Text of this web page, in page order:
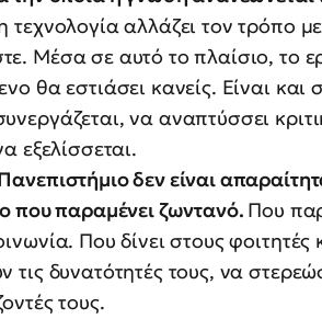
τεχνολογία αλλάζει τον τρόπο
Μέσα σε αυτό το πλαίσιο, το
θα εστιάσει κανείς. Είναι
να αναπτύσσει
εξελίσσεται.
δεν είναι
που παραμένει ζωντανό. Που
Που δίνει στους φοιτητές
τις δυνατότητές τους, να
τους.